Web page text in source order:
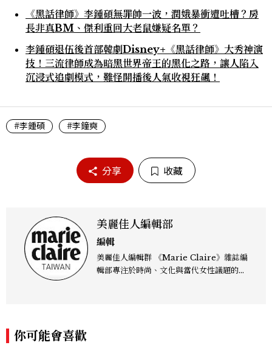
《黑話律師》李鍾碩無罪帥一波，潤娥暴衝遭吐槽？房
長非真BM、傑利重回大老鼠嫌疑名單？
李鍾碩退伍後首部韓劇Disney+《黑話律師》大秀神演
技！三流律師成為暗黑世界帝王的黑化之路，讓人陷入
沉浸式追劇模式，難怪開播後人氣收視狂飆！
#李鍾碩 #李鐘奭
分享 收藏
美麗佳人編輯部
編輯
美麗佳人編輯群 《Marie Claire》雜誌編
輯部專注於時尚、文化與當代女性議題的深
你可能會喜歡